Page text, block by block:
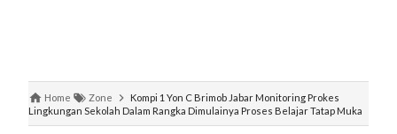
Home Zone
Kompi 1 Yon C Brimob Jabar Monitoring Prokes
Lingkungan Sekolah Dalam Rangka Dimulainya Proses Belajar Tatap Muka